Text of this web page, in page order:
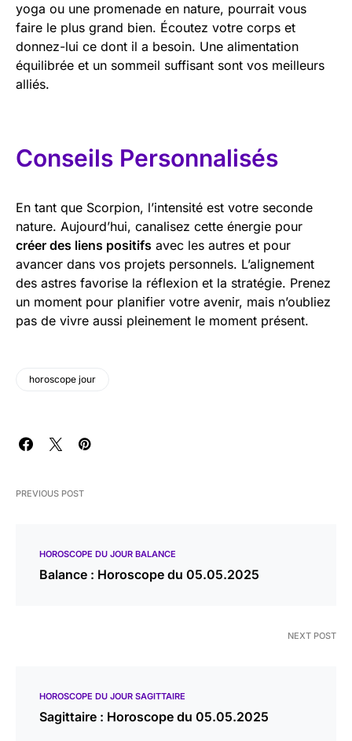
yoga ou une promenade en nature, pourrait vous
faire le plus grand bien. Écoutez votre corps et
donnez-lui ce dont il a besoin. Une alimentation
équilibrée et un sommeil suffisant sont vos meilleurs
alliés.
Conseils Personnalisés
En tant que Scorpion, l’intensité est votre seconde
nature. Aujourd’hui, canalisez cette énergie pour
créer des liens positifs avec les autres et pour
avancer dans vos projets personnels. L’alignement
des astres favorise la réflexion et la stratégie. Prenez
un moment pour planifier votre avenir, mais n’oubliez
pas de vivre aussi pleinement le moment présent.
horoscope jour
PREVIOUS POST
HOROSCOPE DU JOUR BALANCE
Balance : Horoscope du 05.05.2025
NEXT POST
HOROSCOPE DU JOUR SAGITTAIRE
Sagittaire : Horoscope du 05.05.2025